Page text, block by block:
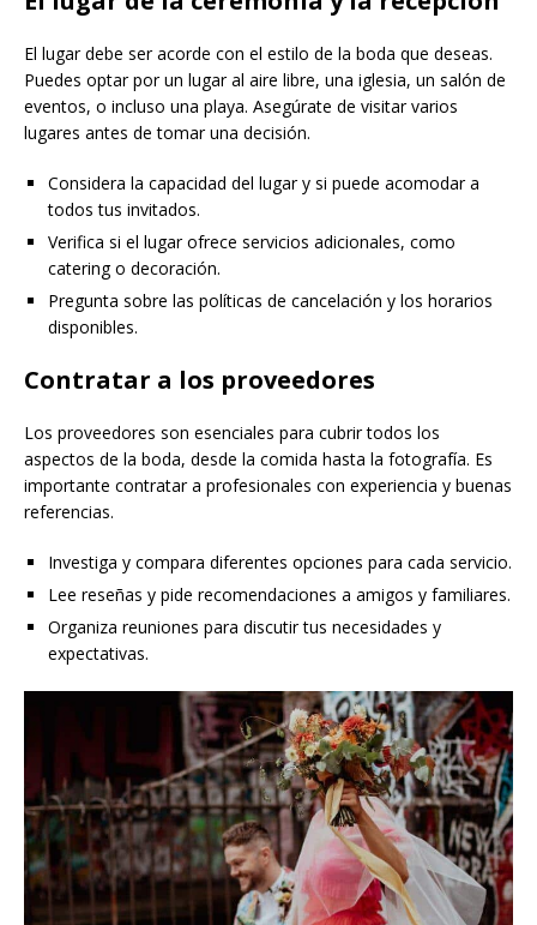
El lugar debe ser acorde con el estilo de la boda que deseas.
Puedes optar por un lugar al aire libre, una iglesia, un salón de
eventos, o incluso una playa. Asegúrate de visitar varios
lugares antes de tomar una decisión.
Considera la capacidad del lugar y si puede acomodar a
todos tus invitados.
Verifica si el lugar ofrece servicios adicionales, como
catering o decoración.
Pregunta sobre las políticas de cancelación y los horarios
disponibles.
Contratar a los proveedores
Los proveedores son esenciales para cubrir todos los
aspectos de la boda, desde la comida hasta la fotografía. Es
importante contratar a profesionales con experiencia y buenas
referencias.
Investiga y compara diferentes opciones para cada servicio.
Lee reseñas y pide recomendaciones a amigos y familiares.
Organiza reuniones para discutir tus necesidades y
expectativas.